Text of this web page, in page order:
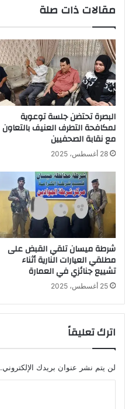
قصر
مقالات ذات صلة
البصرة تحتضن جلسة توعوية
لمكافحة التطرف العنيف بالتعاون
مع نقابة الصحفيين
28 أغسطس، 2025
شرطة ميسان تلقي القبض على
مطلقي العيارات النارية أثناء
تشييع جنائزي في العمارة
25 أغسطس، 2025
اترك تعليقاً
لن يتم نشر عنوان بريدك الإلكتروني.